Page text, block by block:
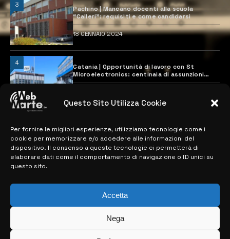
Questo Sito Utilizza Cookie
Per fornire le migliori esperienze, utilizziamo tecnologie come i
cookie per memorizzare e/o accedere alle informazioni del
dispositivo. Il consenso a queste tecnologie ci permetterà di
elaborare dati come il comportamento di navigazione o ID unici su
questo sito.
Accetta
Nega
3
Pachino | Mancano docenti alla scuola
“Calleri”: requisiti e come candidarsi
18 GENNAIO 2024
4
Catania | Opportunità di lavoro con St
Microelectronics: centinaia di assunzioni
previste
MAPPA DEL SITO
> NOTIZIE